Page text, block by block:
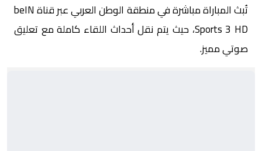
تُبث المباراة مباشرة في منطقة الوطن العربي عبر قناة beIN
Sports 3 HD، حيث يتم نقل أحداث اللقاء كاملة مع تعليق
صوتي مميز.